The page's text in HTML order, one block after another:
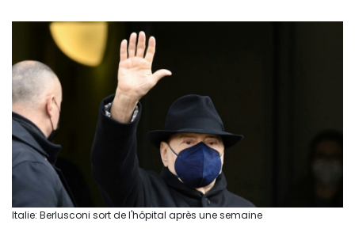
Italie: Berlusconi sort de l'hôpital après une semaine